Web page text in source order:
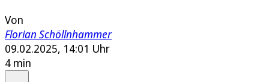
Von
Florian Schöllnhammer
09.02.2025, 14:01 Uhr
4 min